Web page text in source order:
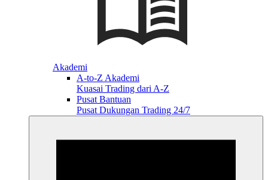
Akademi
A-to-Z Akademi
Kuasai Trading dari A-Z
Pusat Bantuan
Pusat Dukungan Trading 24/7